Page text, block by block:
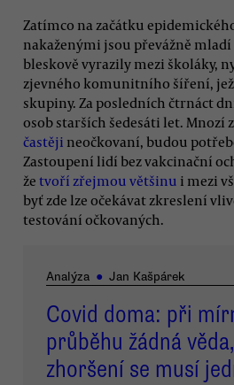
Zatímco na začátku
nakaženými jsou převážně
bleskově vyrazily mezi školáky,
zjevného komunitního šíření,
skupiny. Za posledních čtrnáct
osob starších šedesáti let. Mnozí
častěji neočkovaní, budou
Zastoupení lidí bez vakcinační
že tvoří zřejmou většinu i mezi
byť zde lze očekávat zkreslení
testování očkovaných.
Analýza ● Jan Kašpárek
Covid doma: při
průběhu žádná
zhoršení se musí